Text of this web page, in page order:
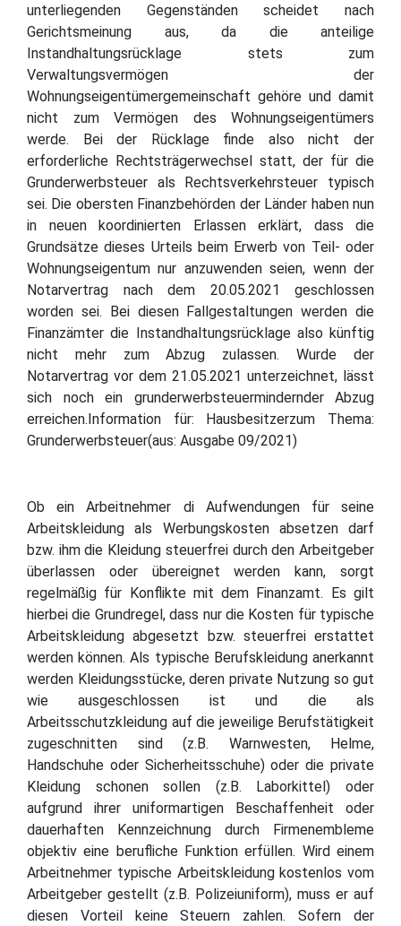
unterliegenden Gegenständen scheidet nach
Gerichtsmeinung aus, da die anteilige
Instandhaltungsrücklage stets zum
Verwaltungsvermögen der
Wohnungseigentümergemeinschaft gehöre und damit
nicht zum Vermögen des Wohnungseigentümers
werde. Bei der Rücklage finde also nicht der
erforderliche Rechtsträgerwechsel statt, der für die
Grunderwerbsteuer als Rechtsverkehrsteuer typisch
sei. Die obersten Finanzbehörden der Länder haben nun
in neuen koordinierten Erlassen erklärt, dass die
Grundsätze dieses Urteils beim Erwerb von Teil- oder
Wohnungseigentum nur anzuwenden seien, wenn der
Notarvertrag nach dem 20.05.2021 geschlossen
worden sei. Bei diesen Fallgestaltungen werden die
Finanzämter die Instandhaltungsrücklage also künftig
nicht mehr zum Abzug zulassen. Wurde der
Notarvertrag vor dem 21.05.2021 unterzeichnet, lässt
sich noch ein grunderwerbsteuermindernder Abzug
erreichen.Information für: Hausbesitzerzum Thema:
Grunderwerbsteuer(aus: Ausgabe 09/2021)
Ob ein Arbeitnehmer di Aufwendungen für seine
Arbeitskleidung als Werbungskosten absetzen darf
bzw. ihm die Kleidung steuerfrei durch den Arbeitgeber
überlassen oder übereignet werden kann, sorgt
regelmäßig für Konflikte mit dem Finanzamt. Es gilt
hierbei die Grundregel, dass nur die Kosten für typische
Arbeitskleidung abgesetzt bzw. steuerfrei erstattet
werden können. Als typische Berufskleidung anerkannt
werden Kleidungsstücke, deren private Nutzung so gut
wie ausgeschlossen ist und die als
Arbeitsschutzkleidung auf die jeweilige Berufstätigkeit
zugeschnitten sind (z.B. Warnwesten, Helme,
Handschuhe oder Sicherheitsschuhe) oder die private
Kleidung schonen sollen (z.B. Laborkittel) oder
aufgrund ihrer uniformartigen Beschaffenheit oder
dauerhaften Kennzeichnung durch Firmenembleme
objektiv eine berufliche Funktion erfüllen. Wird einem
Arbeitnehmer typische Arbeitskleidung kostenlos vom
Arbeitgeber gestellt (z.B. Polizeiuniform), muss er auf
diesen Vorteil keine Steuern zahlen. Sofern der